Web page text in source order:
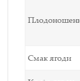
Смак ягоди